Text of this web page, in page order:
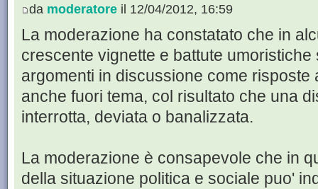
da moderatore il 12/04/2012, 16:59
La moderazione ha constatato che in
crescente vignette e battute
argomenti in discussione come risposte
anche fuori tema, col risultato che una
interrotta, deviata o banalizzata.
La moderazione è consapevole che in
della situazione politica e sociale puo'